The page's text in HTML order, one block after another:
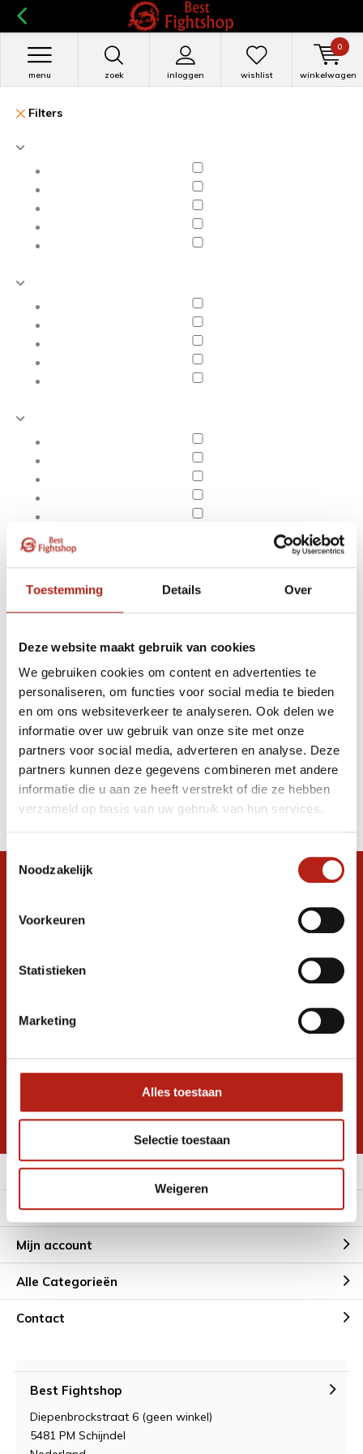
Toestemming Details Over
Deze website maakt gebruik van cookies
We gebruiken cookies om content en advertenties te
personaliseren, om functies voor social media te bieden
en om ons websiteverkeer te analyseren. Ook delen we
informatie over uw gebruik van onze site met onze
partners voor social media, adverteren en analyse. Deze
partners kunnen deze gegevens combineren met andere
informatie die u aan ze heeft verstrekt of die ze hebben
verzameld op basis van uw gebruik van hun services.
Toestemmingsselectie
Noodzakelijk
Voorkeuren
Statistieken
Marketing
Alles toestaan
Selectie toestaan
Weigeren
zoek inloggen
menu wishlist winkelwagen
0
Filters
Apply filters
Producten getagd met
gevorderde vechtsport
enthousiasteling
Producten
Filter
Stel je vraag in de chat, en we helpen je
graag verder. 24/7
Volg ons
promoties
* Lees hier de wettelijke beperkingen
Meer informatie
Klantenservice
Mijn account
Alle Categorieën
Contact
Best Fightshop
Diepenbrockstraat 6 (geen winkel)
5481 PM Schijndel